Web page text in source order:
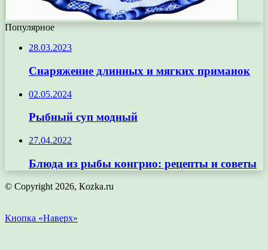
Популярное
28.03.2023
Снаряжение длинных и мягких приманок
02.05.2024
Рыбный суп модный
27.04.2022
Блюда из рыбы конгрио: рецепты и советы
© Copyright 2026, Кozka.ru
Кнопка «Наверх»